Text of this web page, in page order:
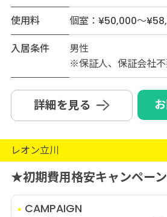
使用料
個室：¥50,000～
入居条件
男性
※保証人、保証会社
詳細を見る
レオン立川
★初期費用格安キャンペー
CAMPAIGN